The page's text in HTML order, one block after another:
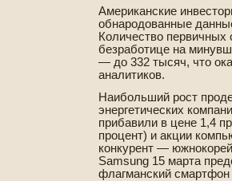
Американские
обнародованные
Количество
безработице на
— до 332 тысяч, что
аналитиков.
Наибольший рост
энергетических
прибавили в цене 1,4
процент) и акции
конкурент —
Samsung 15 марта
флагманский